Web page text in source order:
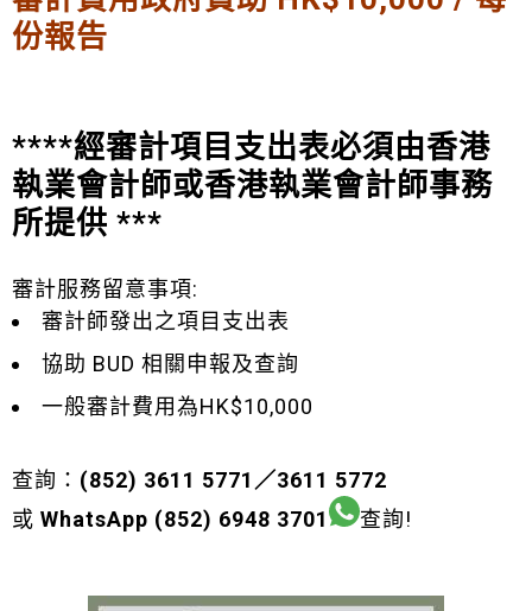
份報告
****經審計項目支出表必須由香港
執業會計師或香港執業會計師事務
所提供 ***
審計服務留意事項:
審計師發出之項目支出表
協助 BUD 相關申報及查詢
一般審計費用為HK$10,000
查詢： (852) 3611 5771／3611 5772
或 WhatsApp (852) 6948 3701 查詢!